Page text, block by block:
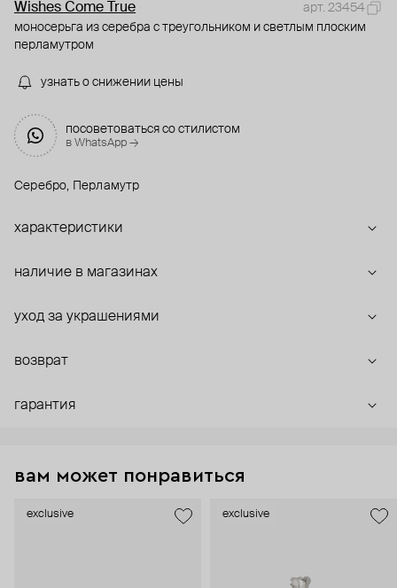
Wishes Come True
арт. 23454
моносерьга из серебра с треугольником и светлым плоским
перламутром
узнать о снижении цены
посоветоваться со стилистом
в WhatsApp →
Серебро, Перламутр
характеристики
наличие в магазинах
уход за украшениями
возврат
гарантия
вам может понравиться
exclusive exclusive